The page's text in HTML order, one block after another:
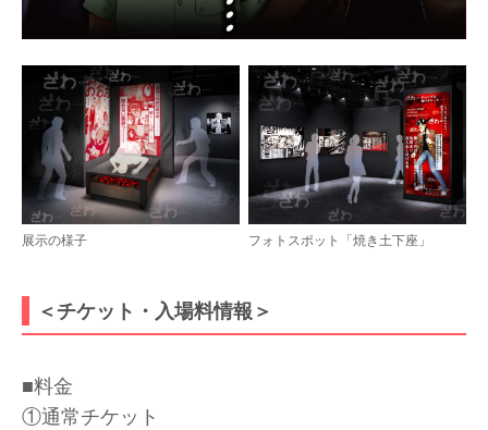
展示の様子 フォトスポット「焼き土下座」
＜チケット・入場料情報＞
■料金
①通常チケット